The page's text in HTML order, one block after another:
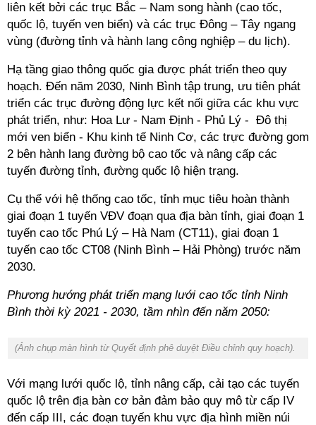
liên kết bởi các trục Bắc – Nam song hành (cao tốc,
quốc lộ, tuyến ven biển) và các trục Đông – Tây ngang
vùng (đường tỉnh và hành lang công nghiệp – du lịch).
Hạ tầng giao thông quốc gia được phát triển theo quy
hoạch. Đến năm 2030, Ninh Bình tập trung, ưu tiên phát
triển các trục đường động lực kết nối giữa các khu vực
phát triển, như: Hoa Lư - Nam Định - Phủ Lý - Đô thị
mới ven biển - Khu kinh tế Ninh Cơ, các trực đường gom
2 bên hành lang đường bộ cao tốc và nâng cấp các
tuyến đường tỉnh, đường quốc lộ hiện trạng.
Cụ thể với hệ thống cao tốc, tỉnh mục tiêu hoàn thành
giai đoạn 1 tuyến VĐV đoạn qua địa bàn tỉnh, giai đoạn 1
tuyến cao tốc Phú Lý – Hà Nam (CT11), giai đoạn 1
tuyến cao tốc CT08 (Ninh Bình – Hải Phòng) trước năm
2030.
Phương hướng phát triển mạng lưới cao tốc tỉnh Ninh
Bình thời kỳ 2021 - 2030, tầm nhìn đến năm 2050:
(Ảnh chụp màn hình từ Quyết định phê duyệt Điều chỉnh quy hoạch).
Với mạng lưới quốc lộ, tỉnh nâng cấp, cải tạo các tuyến
quốc lộ trên địa bàn cơ bản đảm bảo quy mô từ cấp IV
đến cấp III, các đoạn tuyến khu vực địa hình miền núi